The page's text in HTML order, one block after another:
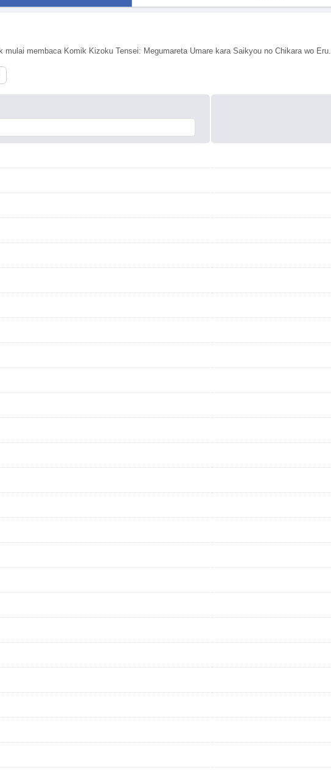
mulai membaca Komik Kizoku Tensei: Megumareta Umare kara Saikyou no Chikara wo Eru.